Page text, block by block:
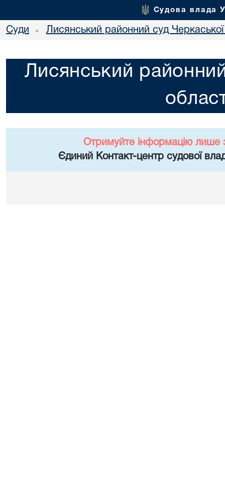
Судова влада
Суди • Лисянський районний суд Черкаської
Лисянський
Отримуйте інформацію лише
Єдиний Контакт-центр судової